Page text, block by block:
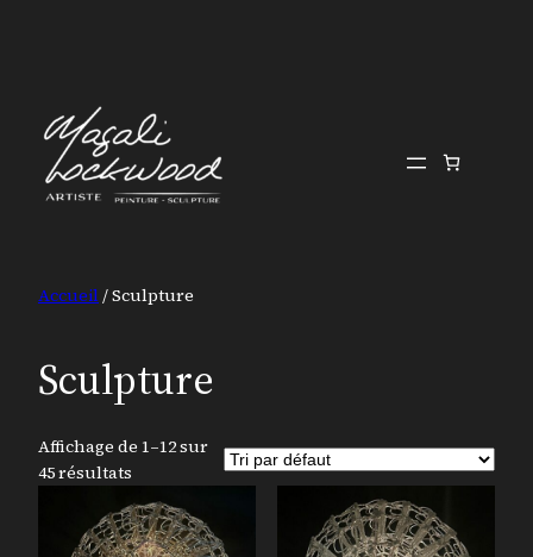
Accueil/ Sculpture
Sculpture
Affichage de 1–12 sur
45 résultats